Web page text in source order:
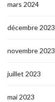
mars 2024
décembre 2023
novembre 2023
juillet 2023
mai 2023